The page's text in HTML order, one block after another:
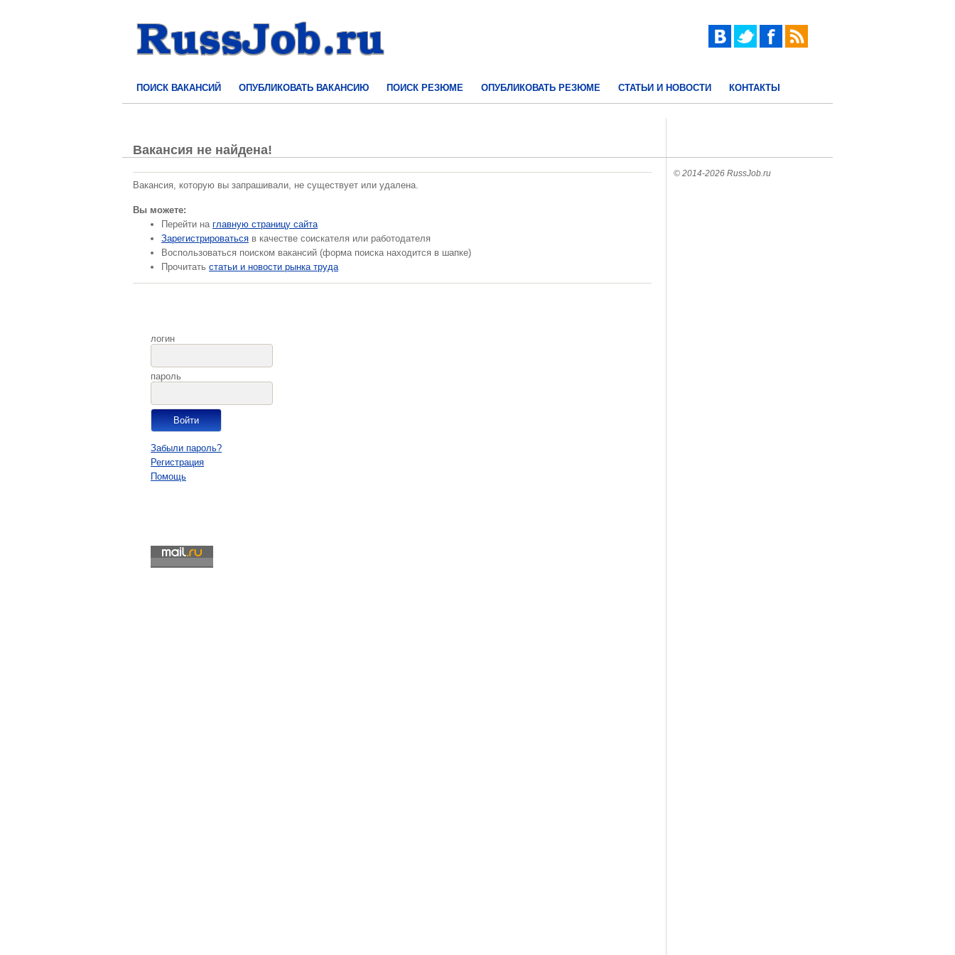
ПОИСК ВАКАНСИЙ ОПУБЛИКОВАТЬ ВАКАНСИЮ ПОИСК РЕЗЮМЕ ОПУБЛИКОВАТЬ РЕЗЮМЕ СТАТЬИ И НОВОСТИ КОНТАКТЫ
Вакансия не найдена!
Вакансия, которую вы запрашивали, не существует или удалена.
Вы можете:
Перейти на главную страницу сайта
Зарегистрироваться в качестве соискателя или работодателя
Воспользоваться поиском вакансий (форма поиска находится в шапке)
Прочитать статьи и новости рынка труда
логин
пароль
Забыли пароль?
Регистрация
Помощь
© 2014-2026 RussJob.ru